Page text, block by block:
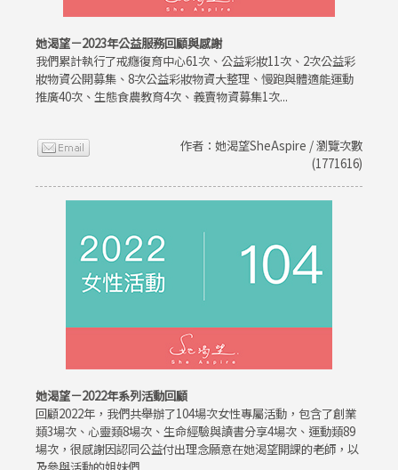
她渴望－2023年公益服務回顧與感謝
我們累計執行了戒癮復育中心61次、公益彩妝11次、2次公益彩
妝物資公開募集、8次公益彩妝物資大整理、慢跑與體適能運動
推廣40次、生態食農教育4次、義賣物資募集1次...
作者：她渴望SheAspire / 瀏覽次數
(1771616)
她渴望－2022年系列活動回顧
回顧2022年，我們共舉辦了104場次女性專屬活動，包含了創業
類3場次、心靈類8場次、生命經驗與讀書分享4場次、運動類89
場次，很感謝因認同公益付出理念願意在她渴望開課的老師，以